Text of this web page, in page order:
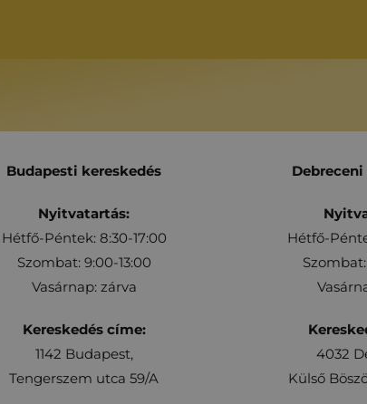
Budapesti kereskedés
Nyitvatartás:
Hétfő-Péntek: 8:30-17:00
Szombat: 9:00-13:00
Vasárnap: zárva
Kereskedés címe:
1142 Budapest,
Tengerszem utca 59/A
Hétfő-
4032
Külső